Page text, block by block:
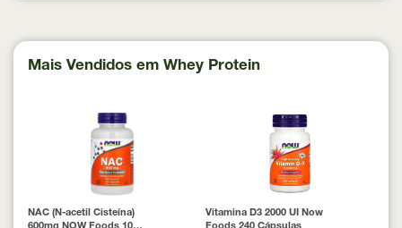
Mais Vendidos em Whey Protein
NAC (N-acetil Cisteína)
Vitamina D3 2000 UI Now